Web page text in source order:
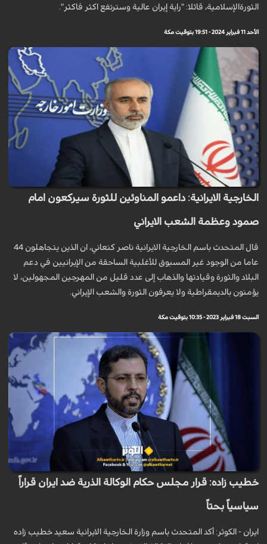
الثورةالإسلامية، قائلا: "راية إيران عالية وسترتفع اكثر فاكثر".
الأحد 11 فبراير 2024 - 19:51 بتوقيت مكة
الخارجية الايرانية: داعمو المناوئين للثورة سيركعون امام
صمود وعظمة الشعب الايراني
قال المتحدث باسم الخارجية الايرانية ناصر كنعاني، ان الذين يتجاهلون 44
عاما من الوجود غير المسبوق للأغلبية الساحقة من الإيرانيين في دعم
البلاد والثورة وقيادتها والذهاب إلى عدد قليل من المهرجين المجهولين، لا
يؤمنون بالديمقراطية ولا يعرفون الثورة والشعب الإيراني.
السبت 18 فبراير 2023 - 10:35 بتوقيت مكة
خطيب زاده: قرار مجلس حكام الوكالة الذرية ضد ايران قراراً
سياسياً بحتاً
ايران - الكوثر: أكد المتحدث باسم وزارة الخارجية الايرانية سعيد خطيب زاده